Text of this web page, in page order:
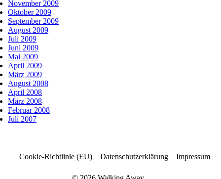
November 2009
Oktober 2009
September 2009
August 2009
Juli 2009
Juni 2009
Mai 2009
April 2009
März 2009
August 2008
April 2008
März 2008
Februar 2008
Juli 2007
Cookie-Richtlinie (EU) Datenschutzerklärung Impressum